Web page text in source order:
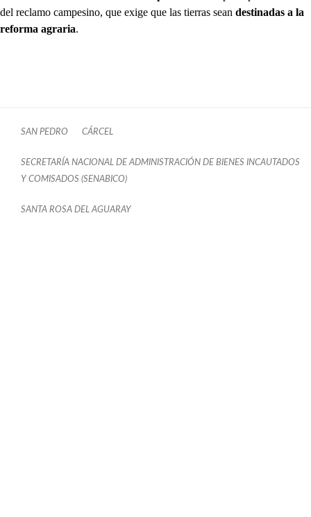
del reclamo campesino, que exige que las tierras sean destinadas a la
reforma agraria.
SAN PEDRO CÁRCEL
SECRETARÍA NACIONAL DE ADMINISTRACIÓN DE BIENES INCAUTADOS
Y COMISADOS (SENABICO)
SANTA ROSA DEL AGUARAY